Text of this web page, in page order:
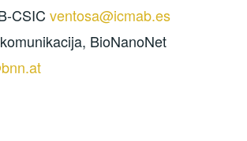
CSICventosa@icmab.es
BioNanoNet